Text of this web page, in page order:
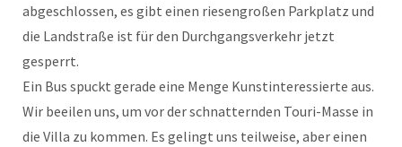
abgeschlossen, es gibt einen riesengroßen Parkplatz und
die Landstraße ist für den Durchgangsverkehr jetzt
gesperrt.
Ein Bus spuckt gerade eine Menge Kunstinteressierte aus.
Wir beeilen uns, um vor der schnatternden Touri-Masse in
die Villa zu kommen. Es gelingt uns teilweise, aber einen